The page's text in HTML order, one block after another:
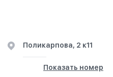
Ознакомьтесь с отзывами
​Поликарпова, 2 к11
Показать номер